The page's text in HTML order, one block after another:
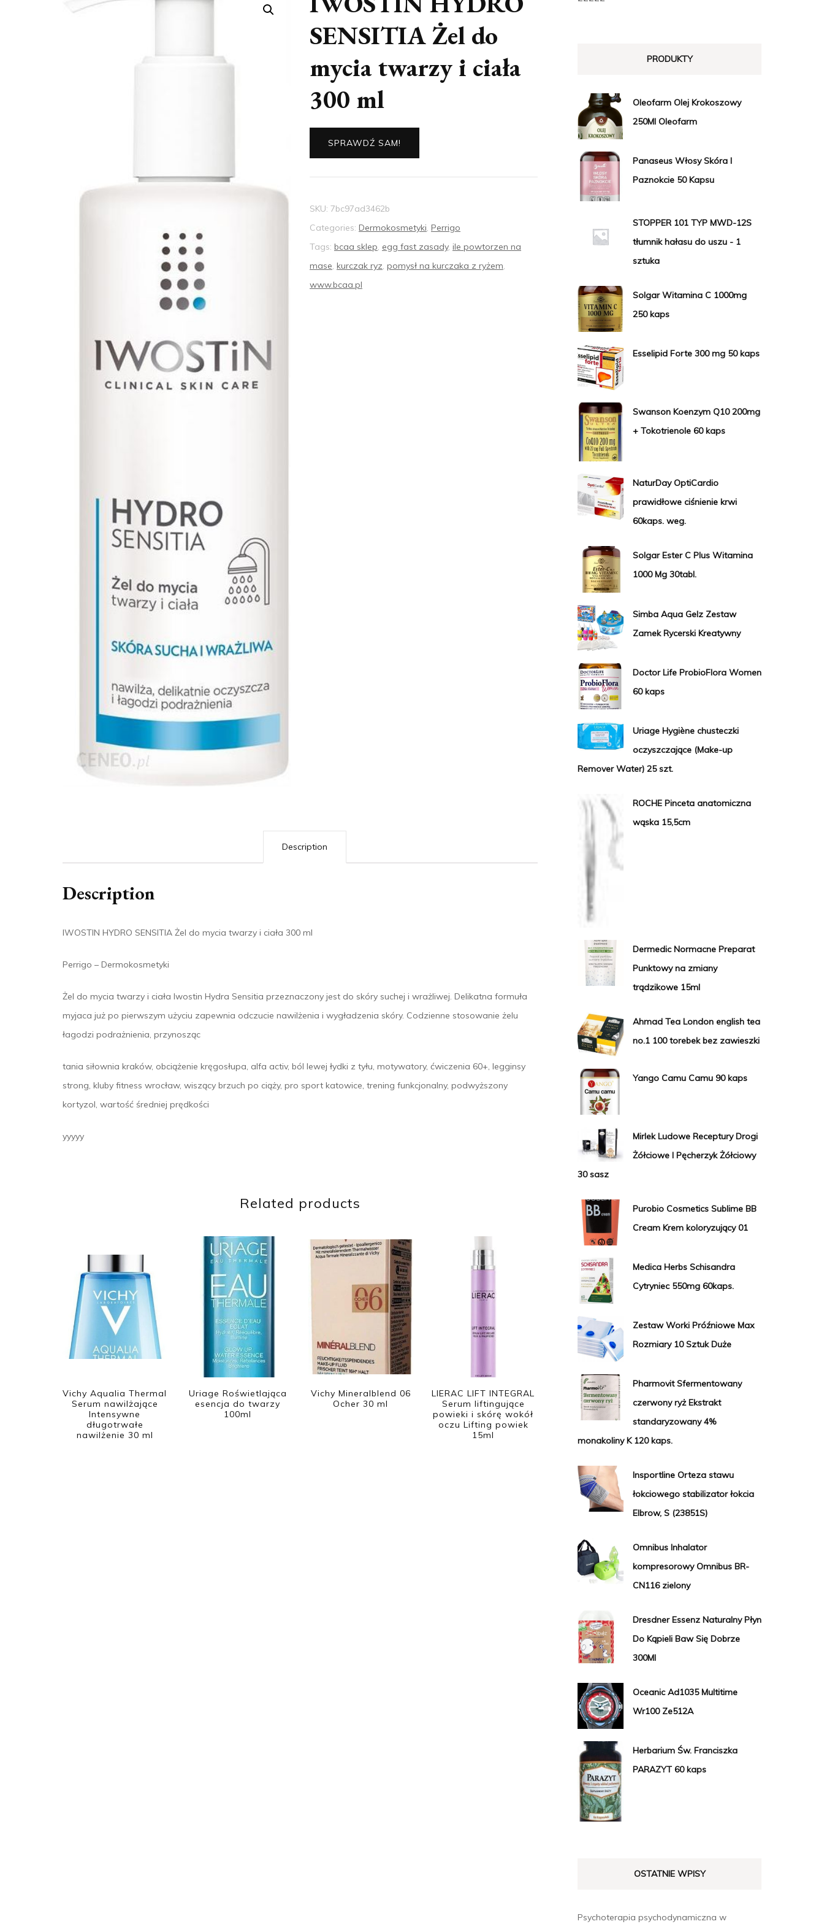
SENSITIA Żel do
mycia twarzy i ciała
300 ml
SPRAWDŹ SAM!
SKU: 7bc97ad3462b
Categories: Dermokosmetyki, Perrigo
Tags: bcaa sklep, egg fast zasady, ile powtorzen na
mase, kurczak ryz, pomysł na kurczaka z ryżem,
www.bcaa.pl
Description
Description
IWOSTIN HYDRO SENSITIA Żel do mycia twarzy i ciała 300 ml
Perrigo – Dermokosmetyki
Żel do mycia twarzy i ciała Iwostin Hydra Sensitia przeznaczony jest do skóry suchej i wrażliwej. Delikatna formuła
myjaca już po pierwszym użyciu zapewnia odczucie nawilżenia i wygładzenia skóry. Codzienne stosowanie żelu
łagodzi podrażnienia, przynosząc
tania siłownia kraków, obciążenie kręgosłupa, alfa activ, ból lewej łydki z tyłu, motywatory, ćwiczenia 60+, legginsy
strong, kluby fitness wrocław, wiszący brzuch po ciąży, pro sport katowice, trening funkcjonalny, podwyższony
kortyzol, wartość średniej prędkości
yyyyy
Related products
Vichy Aqualia Thermal
Serum nawilżające
Intensywne
długotrwałe
nawilżenie 30 ml
Uriage Roświetlająca
esencja do twarzy
100ml
Vichy Mineralblend 06
Ocher 30 ml
LIERAC LIFT INTEGRAL
Serum liftingujące
powieki i skórę wokół
oczu Lifting powiek
15ml
PRODUKTY
Oleofarm Olej Krokoszowy
250Ml Oleofarm
Panaseus Włosy Skóra I
Paznokcie 50 Kapsu
STOPPER 101 TYP MWD-12S
tłumnik hałasu do uszu - 1
sztuka
Solgar Witamina C 1000mg
250 kaps
Esselipid Forte 300 mg 50 kaps
Swanson Koenzym Q10 200mg
+ Tokotrienole 60 kaps
NaturDay OptiCardio
prawidłowe ciśnienie krwi
60kaps. weg.
Solgar Ester C Plus Witamina
1000 Mg 30tabl.
Simba Aqua Gelz Zestaw
Zamek Rycerski Kreatywny
Doctor Life ProbioFlora Women
60 kaps
Uriage Hygiène chusteczki
oczyszczające (Make-up
Remover Water) 25 szt.
ROCHE Pinceta anatomiczna
wąska 15,5cm
Dermedic Normacne Preparat
Punktowy na zmiany
trądzikowe 15ml
Ahmad Tea London english tea
no.1 100 torebek bez zawieszki
Yango Camu Camu 90 kaps
Mirlek Ludowe Receptury Drogi
Żółciowe I Pęcherzyk Żółciowy
30 sasz
Purobio Cosmetics Sublime BB
Cream Krem koloryzujący 01
Medica Herbs Schisandra
Cytryniec 550mg 60kaps.
Zestaw Worki Próźniowe Max
Rozmiary 10 Sztuk Duże
Pharmovit Sfermentowany
czerwony ryż Ekstrakt
standaryzowany 4%
monakoliny K 120 kaps.
Insportline Orteza stawu
łokciowego stabilizator łokcia
Elbrow, S (23851S)
Omnibus Inhalator
kompresorowy Omnibus BR-
CN116 zielony
Dresdner Essenz Naturalny Płyn
Do Kąpieli Baw Się Dobrze
300Ml
Oceanic Ad1035 Multitime
Wr100 Ze512A
Herbarium Św. Franciszka
PARAZYT 60 kaps
OSTATNIE WPISY
Psychoterapia psychodynamiczna w